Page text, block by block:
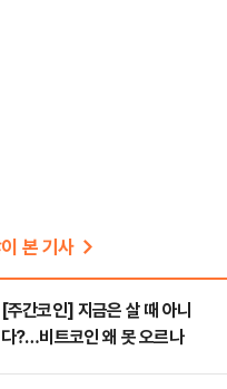
본 기사
[주간코인] 지금은 살 때 아니
다?…비트코인 왜 못 오르나